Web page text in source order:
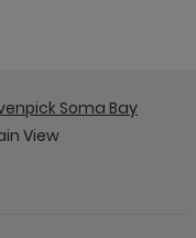
Soma Bay
View